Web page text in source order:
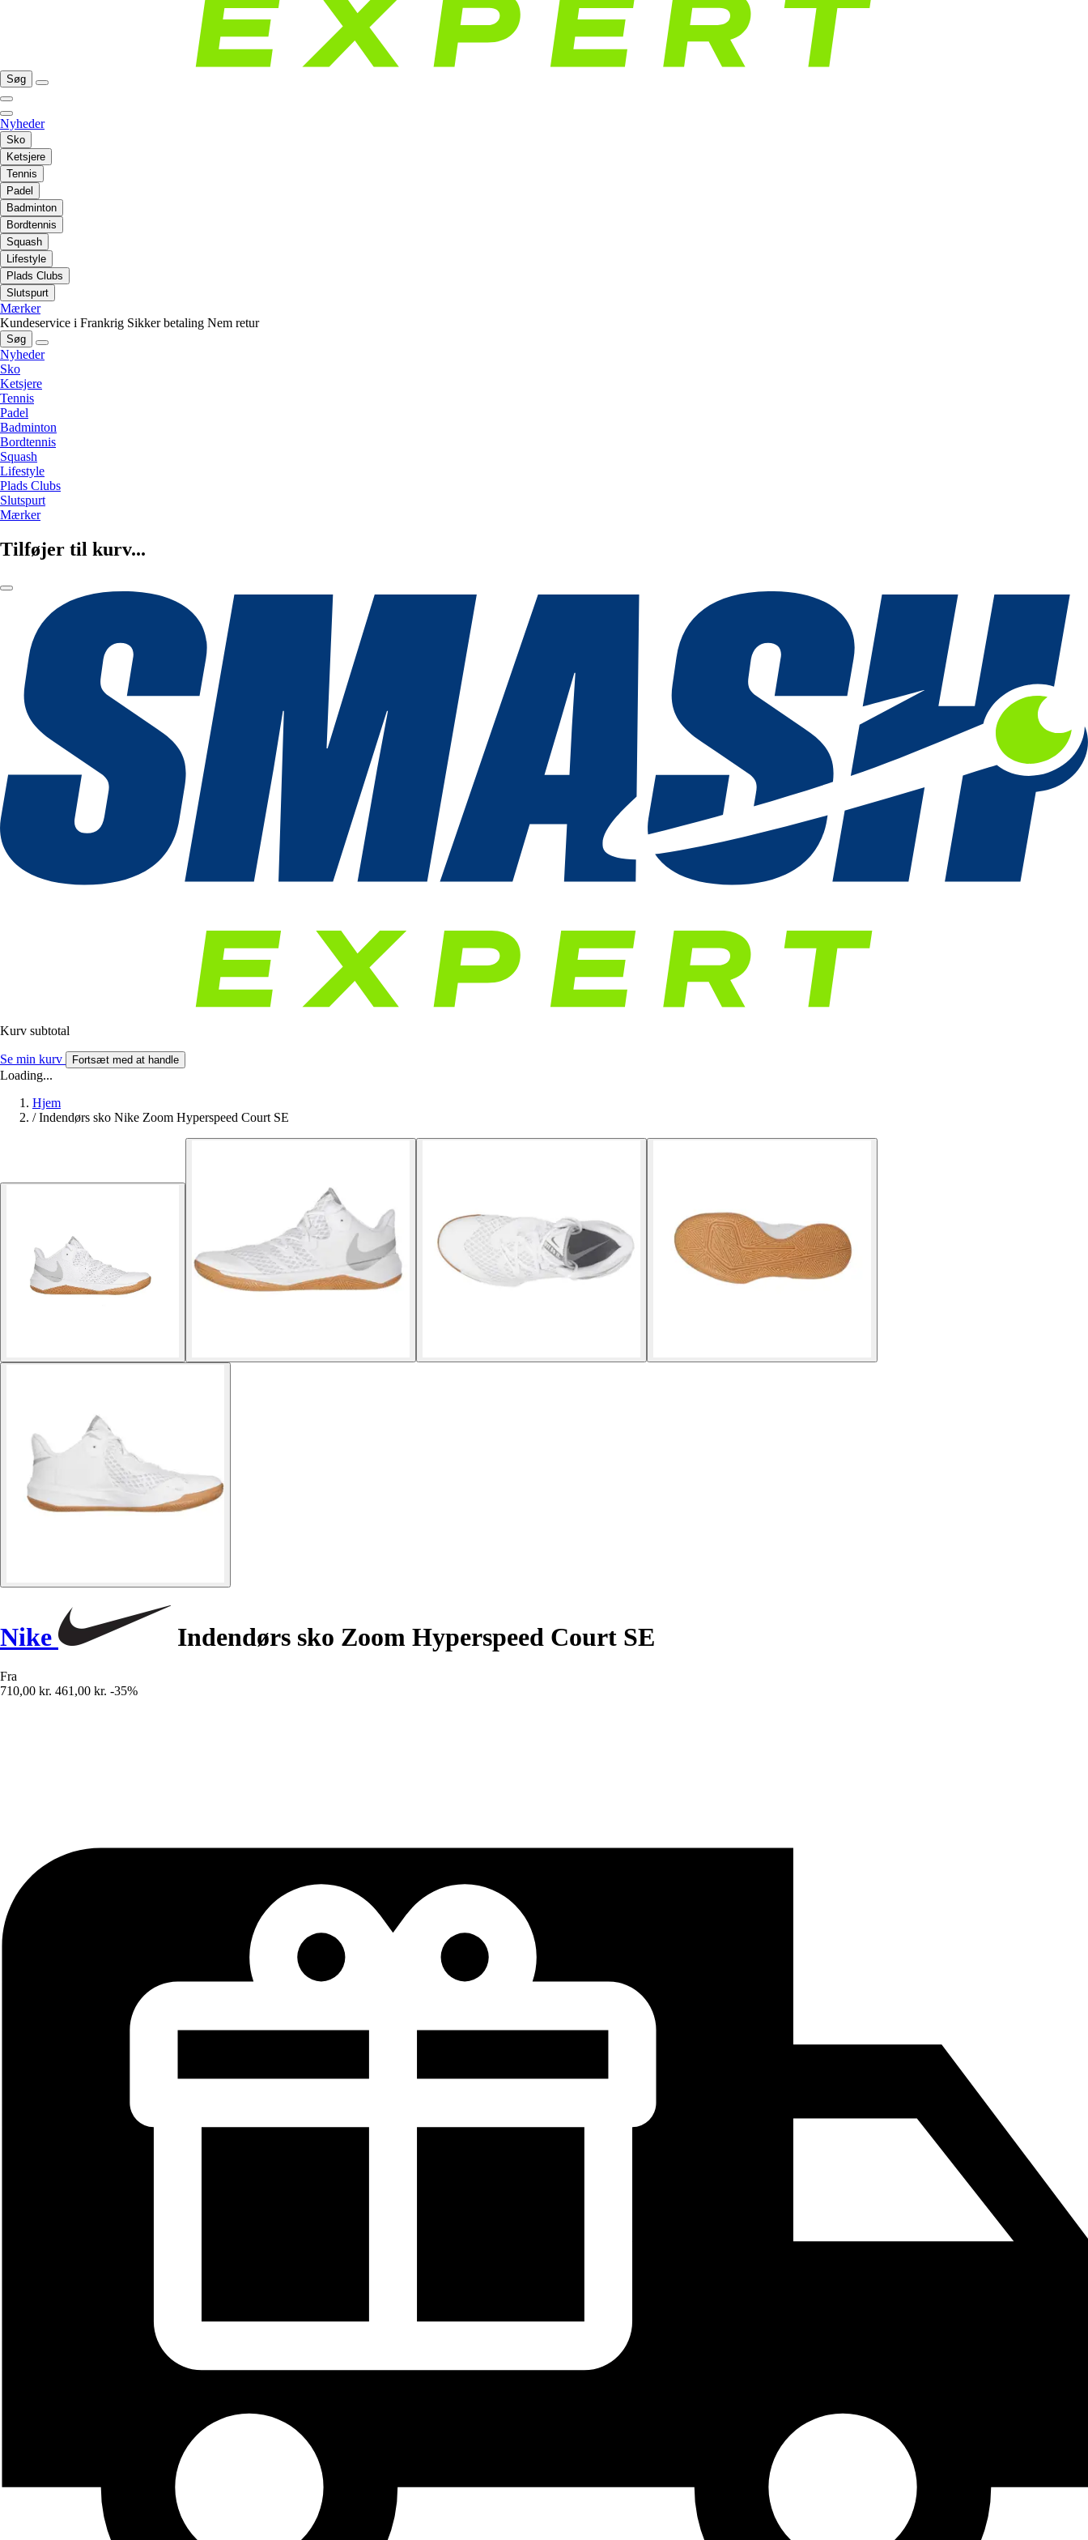
Søg
Nyheder
Sko
Ketsjere
Tennis
Padel
Badminton
Bordtennis
Squash
Lifestyle
Plads Clubs
Slutspurt
Mærker
Kundeservice i Frankrig Sikker betaling Nem retur
Søg
Nyheder
Sko
Ketsjere
Tennis
Padel
Badminton
Bordtennis
Squash
Lifestyle
Plads Clubs
Slutspurt
Mærker
Tilføjer til kurv...
Kurv subtotal
Se min kurv Fortsæt med at handle
Loading...
Hjem
/ Indendørs sko Nike Zoom Hyperspeed Court SE
Nike Indendørs sko Zoom Hyperspeed Court SE
Fra
710,00 kr. 461,00 kr. -35%